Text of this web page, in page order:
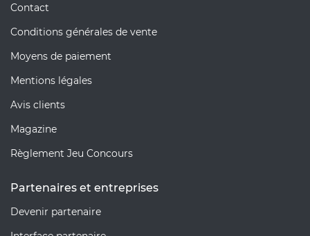
Contact
Conditions générales de vente
Moyens de paiement
Mentions légales
Avis clients
Magazine
Règlement Jeu Concours
Partenaires et entreprises
Devenir partenaire